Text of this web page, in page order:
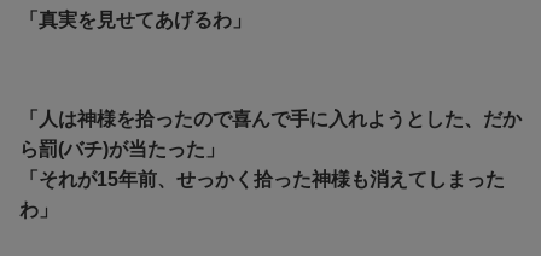
「真実を見せてあげるわ」
「人は神様を拾ったので喜んで手に入れようとした、だか
ら罰(バチ)が当たった」
「それが15年前、せっかく拾った神様も消えてしまった
わ」